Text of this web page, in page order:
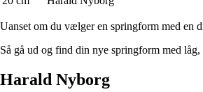
Uanset om du vælger en springform med en
Så gå ud og find din nye springform med
Harald Nyborg